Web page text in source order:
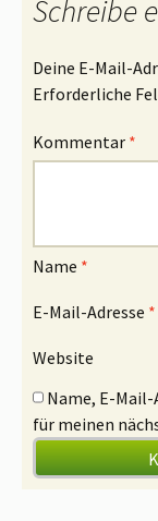
Schreibe
Deine E-Mail-
Erforderliche
Kommentar *
Name *
E-Mail-Adresse *
Website
Name, E-Mail-
für meinen